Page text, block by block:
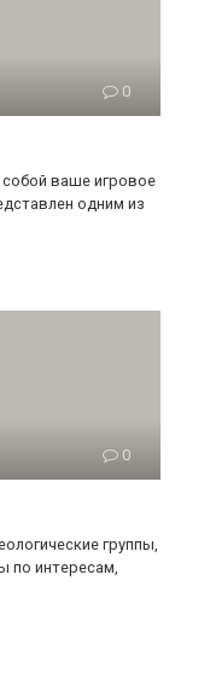
0
ваше игровое
одним из
0
группы,
по интересам,